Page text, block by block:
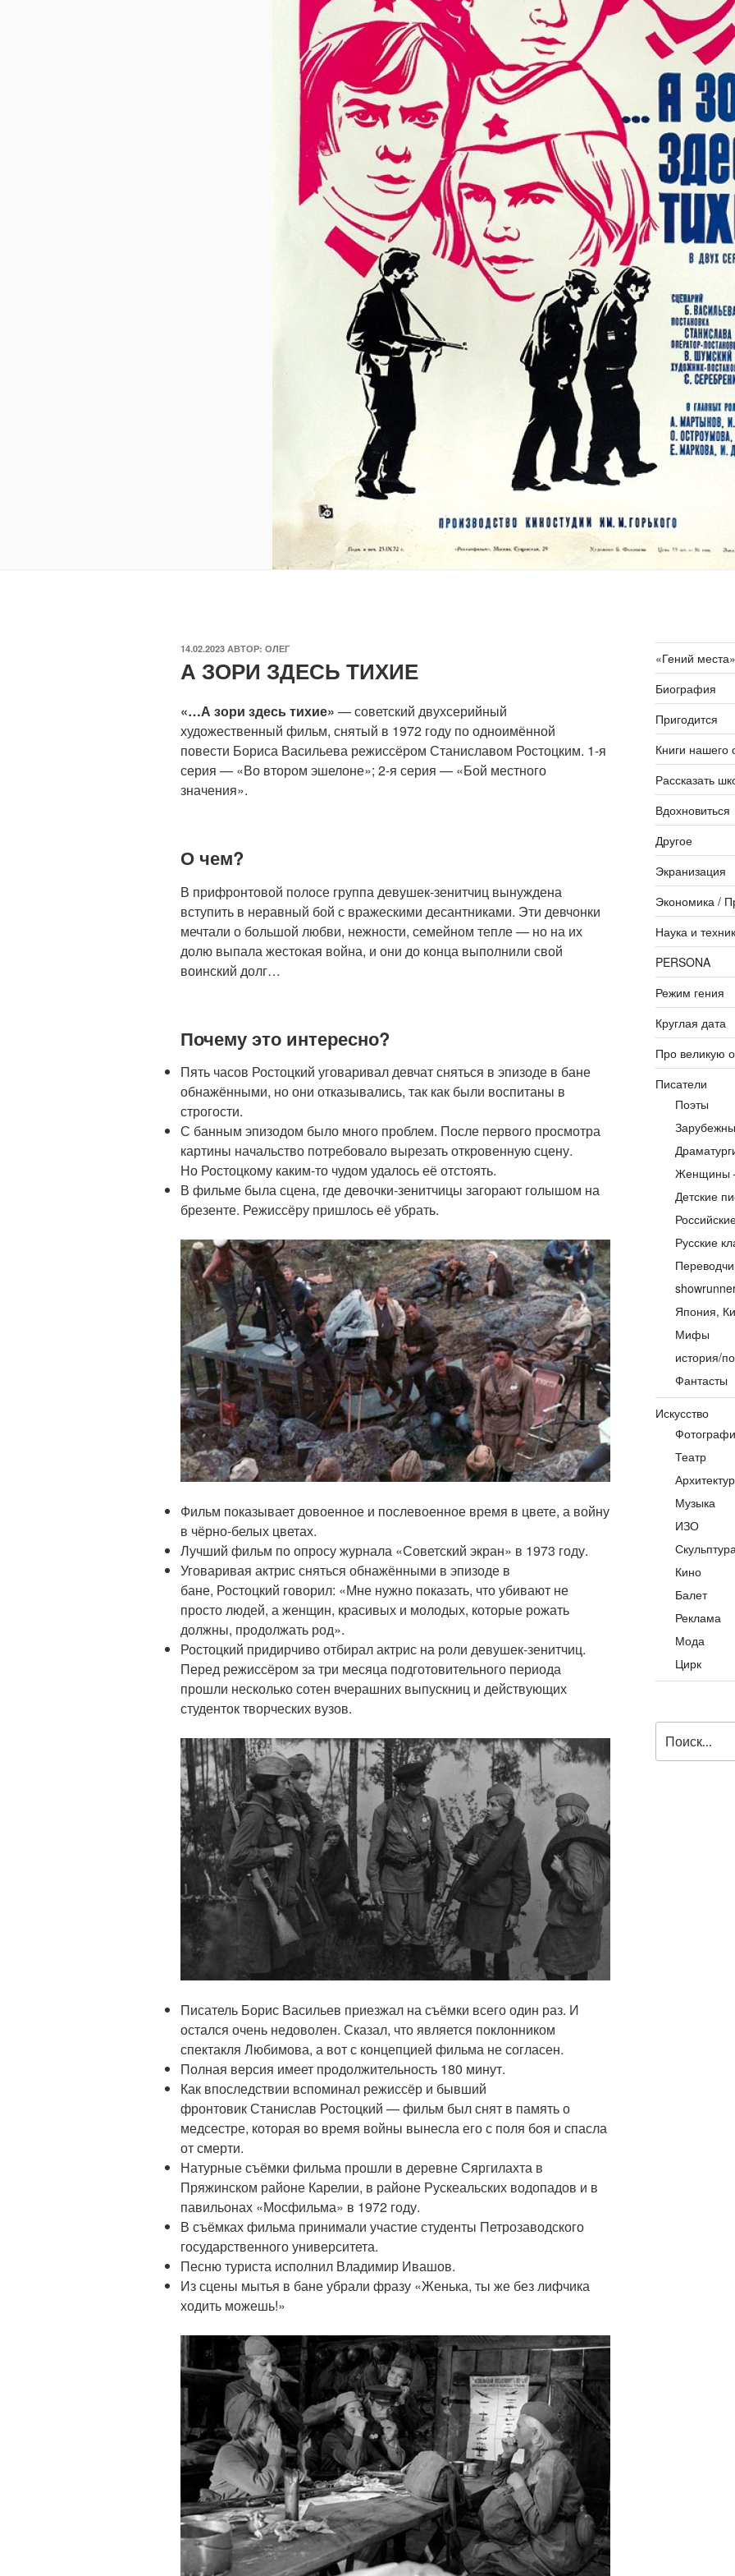
ОПУБЛИКОВАНО
14.02.2023 АВТОР: ОЛЕГ
А ЗОРИ ЗДЕСЬ ТИХИЕ
«…А зори здесь тихие» — советский двухсерийный
художественный фильм, снятый в 1972 году по одноимённой
повести Бориса Васильева режиссёром Станиславом Ростоцким. 1-я
серия — «Во втором эшелоне»; 2-я серия — «Бой местного
значения».
О чем?
В прифронтовой полосе группа девушек-зенитчиц вынуждена
вступить в неравный бой с вражескими десантниками. Эти девчонки
мечтали о большой любви, нежности, семейном тепле — но на их
долю выпала жестокая война, и они до конца выполнили свой
воинский долг…
Почему это интересно?
Пять часов Ростоцкий уговаривал девчат сняться в эпизоде в бане
обнажёнными, но они отказывались, так как были воспитаны в
строгости.
С банным эпизодом было много проблем. После первого просмотра
картины начальство потребовало вырезать откровенную сцену.
Но Ростоцкому каким-то чудом удалось её отстоять.
В фильме была сцена, где девочки-зенитчицы загорают голышом на
брезенте. Режиссёру пришлось её убрать.
Фильм показывает довоенное и послевоенное время в цвете, а войну
в чёрно-белых цветах.
Лучший фильм по опросу журнала «Советский экран» в 1973 году.
Уговаривая актрис сняться обнажёнными в эпизоде в
бане, Ростоцкий говорил: «Мне нужно показать, что убивают не
просто людей, а женщин, красивых и молодых, которые рожать
должны, продолжать род».
Ростоцкий придирчиво отбирал актрис на роли девушек-зенитчиц.
Перед режиссёром за три месяца подготовительного периода
прошли несколько сотен вчерашних выпускниц и действующих
студенток творческих вузов.
Писатель Борис Васильев приезжал на съёмки всего один раз. И
остался очень недоволен. Сказал, что является поклонником
спектакля Любимова, а вот с концепцией фильма не согласен.
Полная версия имеет продолжительность 180 минут.
Как впоследствии вспоминал режиссёр и бывший
фронтовик Станислав Ростоцкий — фильм был снят в память о
медсестре, которая во время войны вынесла его с поля боя и спасла
от смерти.
Натурные съёмки фильма прошли в деревне Сяргилахта в
Пряжинском районе Карелии, в районе Рускеальских водопадов и в
павильонах «Мосфильма» в 1972 году.
В съёмках фильма принимали участие студенты Петрозаводского
государственного университета.
Песню туриста исполнил Владимир Ивашов.
Из сцены мытья в бане убрали фразу «Женька, ты же без лифчика
ходить можешь!»
«Гений места»
Биография
Пригодится
Книги нашего
Рассказать
Вдохновиться
Другое
Экранизация
Экономика /
Наука и
PERSONA
Режим гения
Круглая дата
Про великую
Писатели
Поэты
Женщины
Детские
Русские
Япония,
Мифы
история/
Фантасты
Искусство
Театр
Музыка
ИЗО
Кино
Балет
Реклама
Мода
Цирк